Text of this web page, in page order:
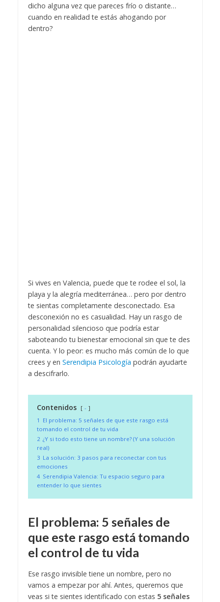
dicho alguna vez que pareces frío o distante…
cuando en realidad te estás ahogando por
dentro?
Si vives en Valencia, puede que te rodee el sol, la
playa y la alegría mediterránea… pero por dentro
te sientas completamente desconectado. Esa
desconexión no es casualidad. Hay un rasgo de
personalidad silencioso que podría estar
saboteando tu bienestar emocional sin que te des
cuenta. Y lo peor: es mucho más común de lo que
crees y en Serendipia Psicología podrán ayudarte
a descifrarlo.
Contenidos
-
1 El problema: 5 señales de que este rasgo está
tomando el control de tu vida
2 ¿Y si todo esto tiene un nombre? (Y una solución
real)
3 La solución: 3 pasos para reconectar con tus
emociones
4 Serendipia Valencia: Tu espacio seguro para
entender lo que sientes
El problema: 5 señales de
que este rasgo está tomando
el control de tu vida
Ese rasgo invisible tiene un nombre, pero no
vamos a empezar por ahí. Antes, queremos que
veas si te sientes identificado con estas 5 señales